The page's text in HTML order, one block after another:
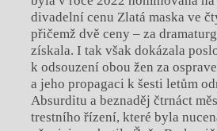
divadelní cenu Zlatá maska ve
přičemž dvě ceny – za
získala. I tak však dokázala
k odsouzení obou žen za
a jeho propagaci k šesti letům
Absurditu a beznaděj čtrnáct
trestního řízení, které byla